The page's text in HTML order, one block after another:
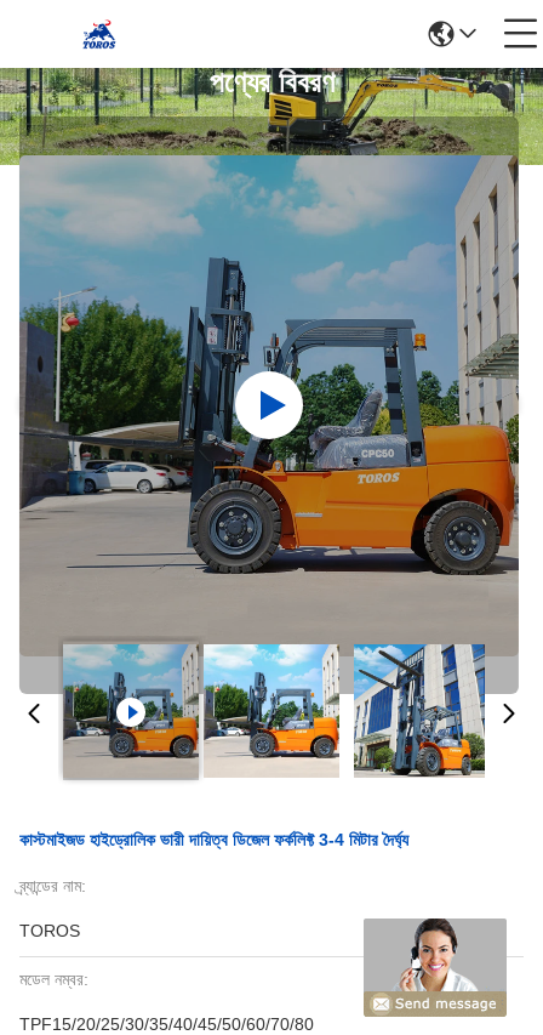
পণ্যের বিবরণ
কাস্টমাইজড হাইড্রোলিক ভারী দায়িত্ব ডিজেল ফর্কলিফ্ট 3-4 মিটার দৈর্ঘ্য
ব্র্যান্ডের নাম:
TOROS
মডেল নম্বর:
TPF15/20/25/30/35/40/45/50/60/70/80